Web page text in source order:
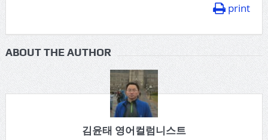
print
ABOUT THE AUTHOR
김윤태 영어컬럼니스트